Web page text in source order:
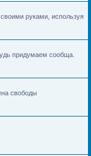
руками, используя
придумаем сообща.
свободы